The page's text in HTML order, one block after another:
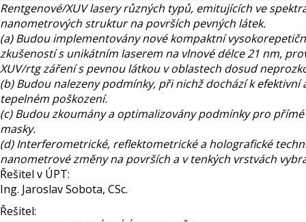
Rentgenové/XUV lasery různých typů, emitujících ve
nanometrových struktur na površích pevných látek.
(a) Budou implementovány nové kompaktní
zkušeností s unikátním laserem na vlnové délce 21 nm,
XUV/rtg záření s pevnou látkou v oblastech dosud
(b) Budou nalezeny podmínky, při nichž dochází k
tepelném poškození.
(c) Budou zkoumány a optimalizovány podmínky pro
masky.
(d) Interferometrické, reflektometrické a holografické
nanometrové změny na površích a v tenkých vrstvách
Řešitel v ÚPT:
Ing. Jaroslav Sobota, CSc.
Řešitel: